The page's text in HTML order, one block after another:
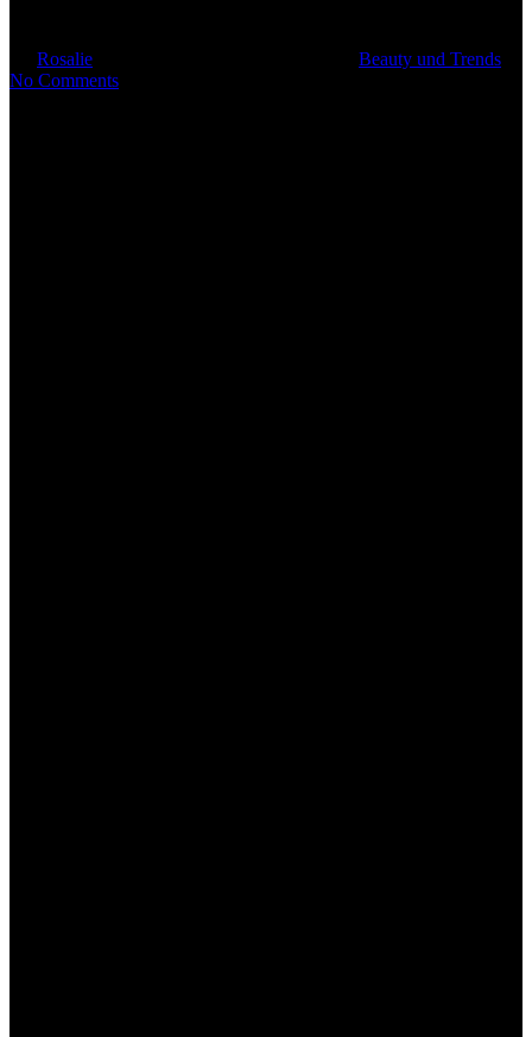
Rosalie
Beauty und Trends
No Comments